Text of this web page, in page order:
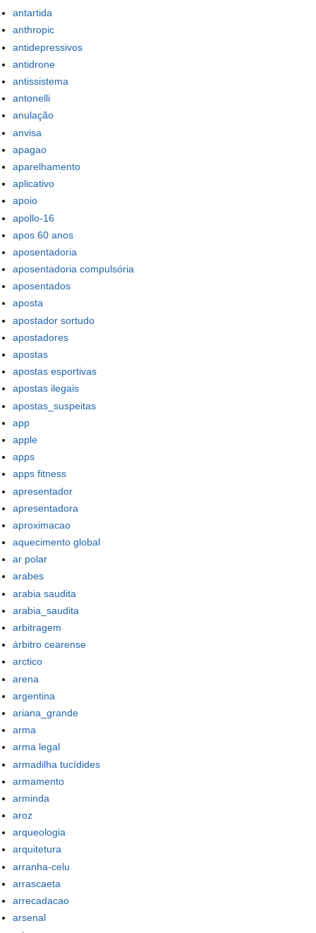
antartida
anthropic
antidepressivos
antidrone
antissistema
antonelli
anulação
anvisa
apagao
aparelhamento
aplicativo
apoio
apollo-16
apos 60 anos
aposentadoria
aposentadoria compulsória
aposentados
aposta
apostador sortudo
apostadores
apostas
apostas esportivas
apostas ilegais
apostas_suspeitas
app
apple
apps
apps fitness
apresentador
apresentadora
aproximacao
aquecimento global
ar polar
arabes
arabia saudita
arabia_saudita
arbitragem
árbitro cearense
arctico
arena
argentina
ariana_grande
arma
arma legal
armadilha tucídides
armamento
arminda
aroz
arqueologia
arquitetura
arranha-celu
arrascaeta
arrecadacao
arsenal